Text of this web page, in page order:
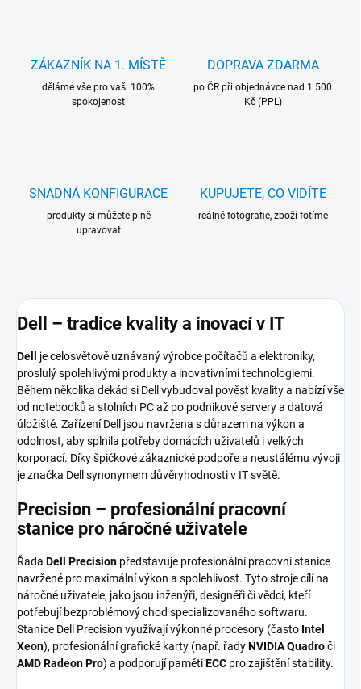
ZÁKAZNÍK NA 1. MÍSTĚ
děláme vše pro vaši 100%
spokojenost
DOPRAVA ZDARMA
po ČR při objednávce nad 1 500
Kč (PPL)
SNADNÁ KONFIGURACE
produkty si můžete plně
upravovat
KUPUJETE, CO VIDÍTE
reálné fotografie, zboží fotíme
Dell – tradice kvality a inovací v IT
Dell
je celosvětově uznávaný výrobce počítačů a elektroniky,
proslulý spolehlivými produkty a inovativními technologiemi.
Během několika dekád si Dell vybudoval pověst kvality a nabízí vše
od notebooků a stolních PC až po podnikové servery a datová
úložiště. Zařízení Dell jsou navržena s důrazem na výkon a
odolnost, aby splnila potřeby domácích uživatelů i velkých
korporací. Díky špičkové zákaznické podpoře a neustálému vývoji
je značka Dell synonymem důvěryhodnosti v IT světě.
Precision – profesionální pracovní
stanice pro náročné uživatele
Řada Dell Precision představuje profesionální pracovní stanice
navržené pro maximální výkon a spolehlivost. Tyto stroje cílí na
náročné uživatele, jako jsou inženýři, designéři či vědci, kteří
potřebují bezproblémový chod specializovaného softwaru.
Stanice Dell Precision využívají výkonné procesory (často Intel
Xeon), profesionální grafické karty (např. řadyNVIDIA Quadroči
AMD Radeon Pro) a podporují pamětiECC pro zajištění stability.